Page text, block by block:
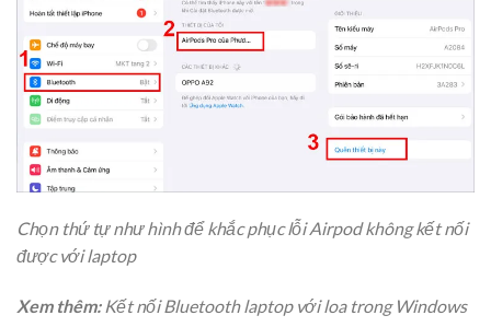
Chọn thứ tự như hình để khắc phục lỗi Airpod không kết nối
được với laptop
Xem thêm: Kết nối Bluetooth laptop với loa trong Windows